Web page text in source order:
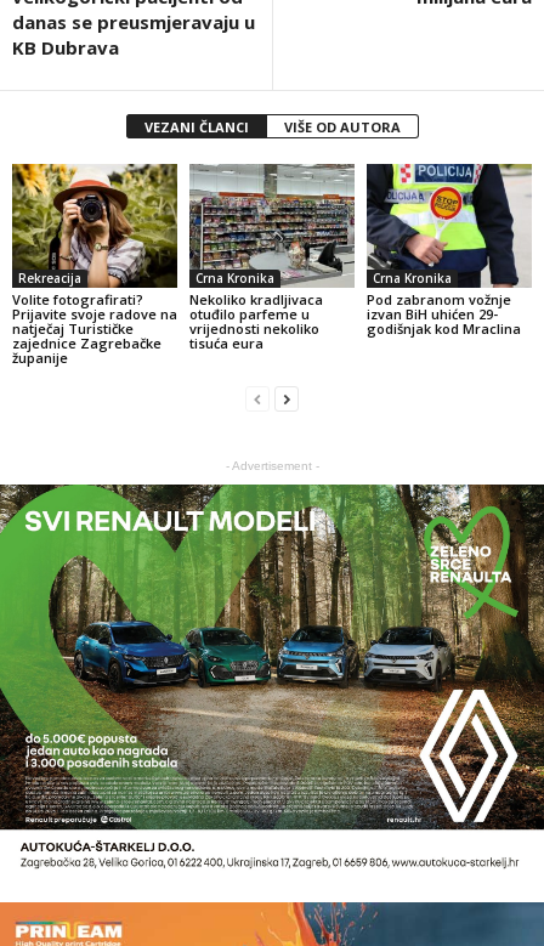
danas se preusmjeravaju u
KB Dubrava
VEZANI ČLANCI VIŠE OD AUTORA
Rekreacija
Volite fotografirati?
Prijavite svoje radove na
natječaj Turističke
zajednice Zagrebačke
županije
Crna Kronika
Nekoliko kradljivaca
otuđilo parfeme u
vrijednosti nekoliko
tisuća eura
Crna Kronika
Pod zabranom vožnje
izvan BiH uhićen 29-
godišnjak kod Mraclina
- Advertisement -